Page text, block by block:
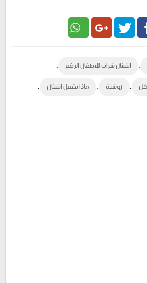
Plus , انتينال شراب للاطفال الرضع ,
, روشتة , ماذا يفعل انتينال ,